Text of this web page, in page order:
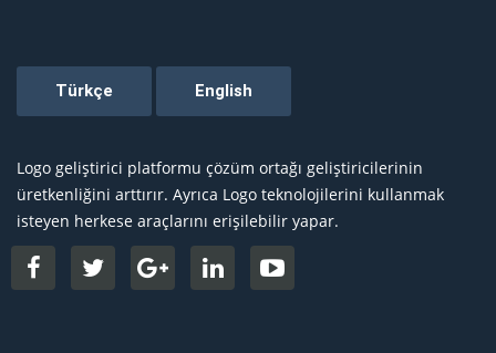
Logo geliştirici platformu çözüm ortağı geliştiricilerinin
üretkenliğini arttırır. Ayrıca Logo teknolojilerini kullanmak
isteyen herkese araçlarını erişilebilir yapar.